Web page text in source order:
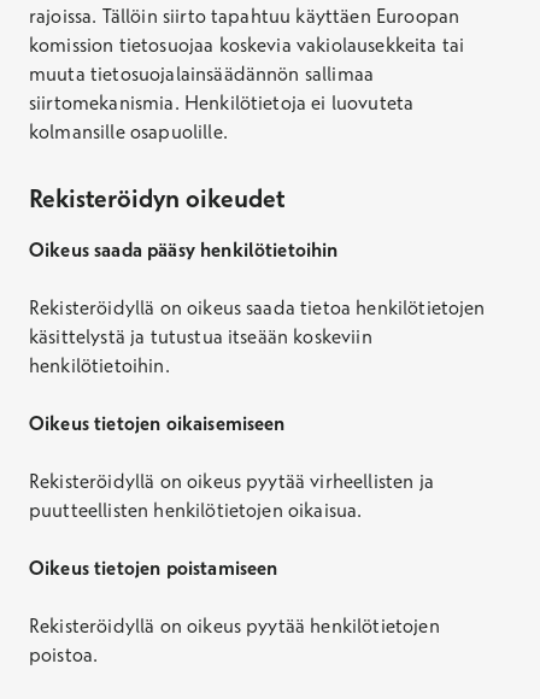
rajoissa. Tällöin siirto tapahtuu käyttäen Euroopan
komission tietosuojaa koskevia vakiolausekkeita tai
muuta tietosuojalainsäädännön sallimaa
siirtomekanismia. Henkilötietoja ei luovuteta
kolmansille osapuolille.
Rekisteröidyn oikeudet
Oikeus saada pääsy henkilötietoihin
Rekisteröidyllä on oikeus saada tietoa henkilötietojen
käsittelystä ja tutustua itseään koskeviin
henkilötietoihin.
Oikeus tietojen oikaisemiseen
Rekisteröidyllä on oikeus pyytää virheellisten ja
puutteellisten henkilötietojen oikaisua.
Oikeus tietojen poistamiseen
Rekisteröidyllä on oikeus pyytää henkilötietojen
poistoa.